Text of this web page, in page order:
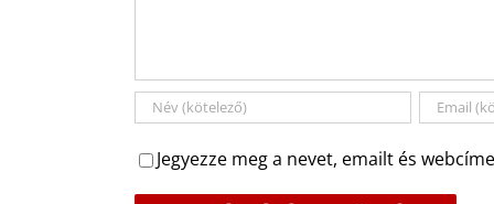
Jegyezze meg a nevet, emailt és